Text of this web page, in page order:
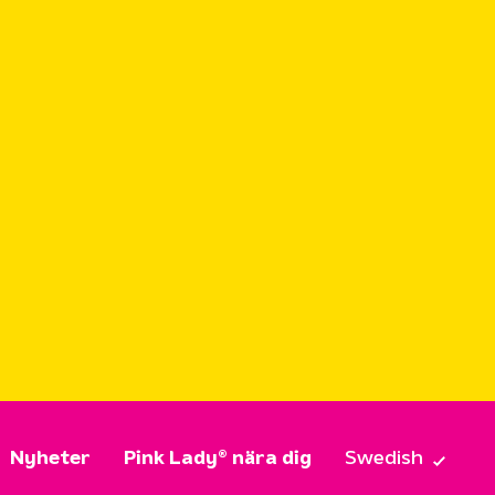
Nyheter Pink Lady® nära dig Swedish